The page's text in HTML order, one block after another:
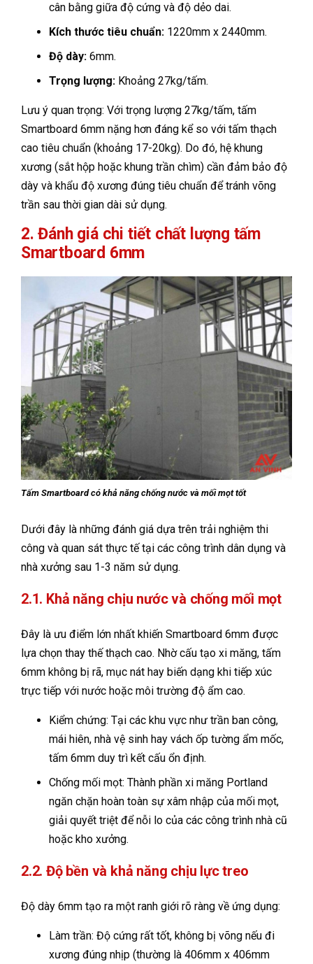
cân bằng giữa độ cứng và độ dẻo dai.
Kích thước tiêu chuẩn: 1220mm x 2440mm.
Độ dày: 6mm.
Trọng lượng: Khoảng 27kg/tấm.
Lưu ý quan trọng: Với trọng lượng 27kg/tấm, tấm
Smartboard 6mm nặng hơn đáng kể so với tấm thạch
cao tiêu chuẩn (khoảng 17-20kg). Do đó, hệ khung
xương (sắt hộp hoặc khung trần chìm) cần đảm bảo độ
dày và khẩu độ xương đúng tiêu chuẩn để tránh võng
trần sau thời gian dài sử dụng.
2. Đánh giá chi tiết chất lượng tấm
Smartboard 6mm
Tấm Smartboard có khả năng chống nước và mối mọt tốt
Dưới đây là những đánh giá dựa trên trải nghiệm thi
công và quan sát thực tế tại các công trình dân dụng và
nhà xưởng sau 1-3 năm sử dụng.
2.1. Khả năng chịu nước và chống mối mọt
Đây là ưu điểm lớn nhất khiến Smartboard 6mm được
lựa chọn thay thế thạch cao. Nhờ cấu tạo xi măng, tấm
6mm không bị rã, mục nát hay biến dạng khi tiếp xúc
trực tiếp với nước hoặc môi trường độ ẩm cao.
Kiểm chứng: Tại các khu vực như trần ban công,
mái hiên, nhà vệ sinh hay vách ốp tường ẩm mốc,
tấm 6mm duy trì kết cấu ổn định.
Chống mối mọt: Thành phần xi măng Portland
ngăn chặn hoàn toàn sự xâm nhập của mối mọt,
giải quyết triệt để nỗi lo của các công trình nhà cũ
hoặc kho xưởng.
2.2. Độ bền và khả năng chịu lực treo
Độ dày 6mm tạo ra một ranh giới rõ ràng về ứng dụng:
Làm trần: Độ cứng rất tốt, không bị võng nếu đi
xương đúng nhịp (thường là 406mm x 406mm